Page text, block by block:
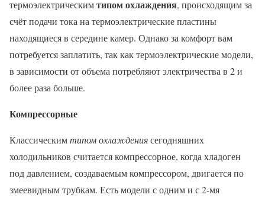
термоэлектрическимтипом охлаждения, происходящим за
счёт подачи тока на термоэлектрические пластины
находящиеся в середине камер. Однако за комфорт вам
потребуется заплатить, так как термоэлектрические модели,
в зависимости от объема потребляют электричества в 2 и
более раза больше.
Компрессорные
Классическимтипом охлаждениясегодняшних
холодильников считается компрессорное, когда хладоген
под давлением, создаваемым компрессором, двигается по
змеевидным трубкам. Есть модели с одним и с 2-мя